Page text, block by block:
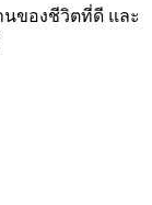
นของชีวิตที่ดี และ